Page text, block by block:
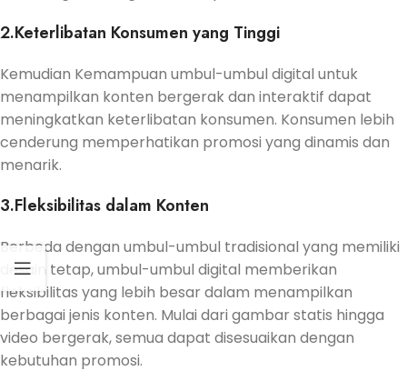
2.Keterlibatan Konsumen yang Tinggi
Kemudian Kemampuan umbul-umbul digital untuk
menampilkan konten bergerak dan interaktif dapat
meningkatkan keterlibatan konsumen. Konsumen lebih
cenderung memperhatikan promosi yang dinamis dan
menarik.
3.Fleksibilitas dalam Konten
Berbeda dengan umbul-umbul tradisional yang memiliki
desain tetap, umbul-umbul digital memberikan
fleksibilitas yang lebih besar dalam menampilkan
berbagai jenis konten. Mulai dari gambar statis hingga
video bergerak, semua dapat disesuaikan dengan
kebutuhan promosi.